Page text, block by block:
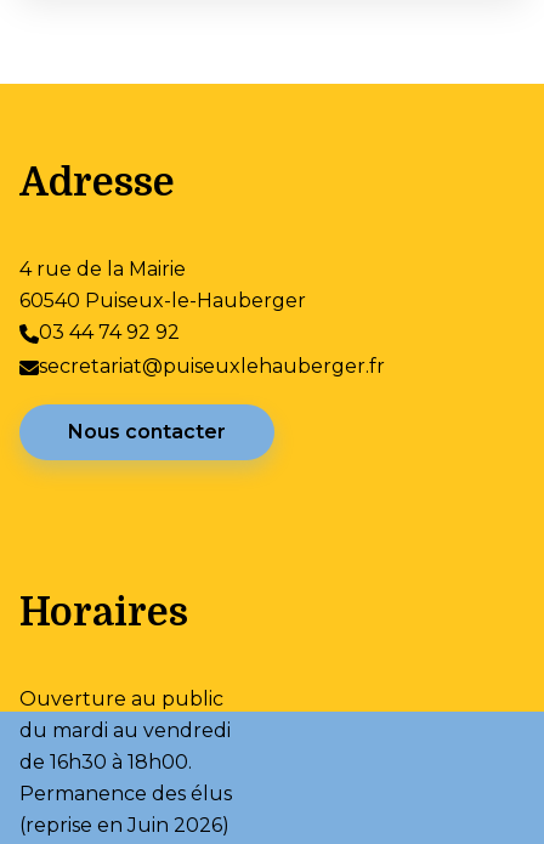
EPOUX (pdf)
Adresse
4 rue de la Mairie
60540 Puiseux-le-Hauberger
03 44 74 92 92
secretariat@puiseuxlehauberger.fr
Nous contacter
Horaires
Ouverture au public
du mardi au vendredi
de 16h30 à 18h00.
Permanence des élus
(reprise en Juin 2026)